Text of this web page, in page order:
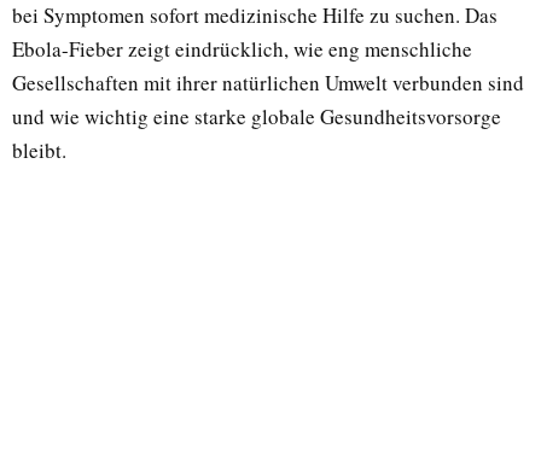
bei Symptomen sofort medizinische Hilfe zu suchen. Das
Ebola-Fieber zeigt eindrücklich, wie eng menschliche
Gesellschaften mit ihrer natürlichen Umwelt verbunden sind
und wie wichtig eine starke globale Gesundheitsvorsorge
bleibt.